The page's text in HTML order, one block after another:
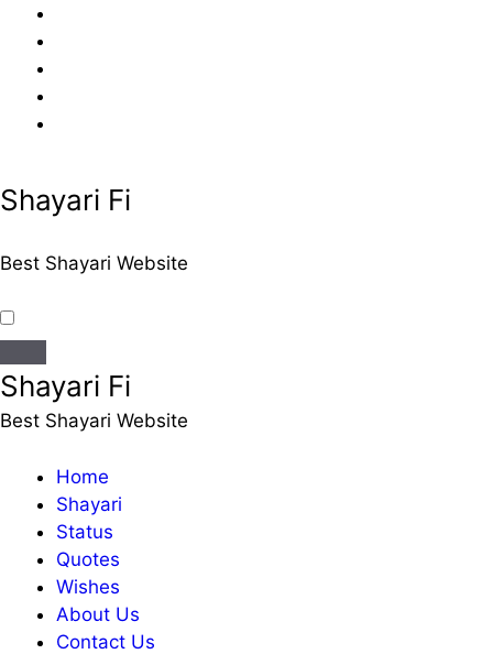
content
Shayari Fi
Best Shayari Website
Shayari Fi
Best Shayari Website
Home
Shayari
Status
Quotes
Wishes
About Us
Contact Us